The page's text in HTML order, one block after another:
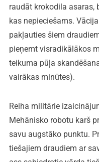
raudāt krokodila asaras,
kas nepieciešams.
pakļauties šiem
pieņemt visradikālākos
teikuma pūļa
vairākas minūtes).
Reiha militārie
Mehānisko robotu karš
savu augstāko punktu.
tiešajiem draudiem ar